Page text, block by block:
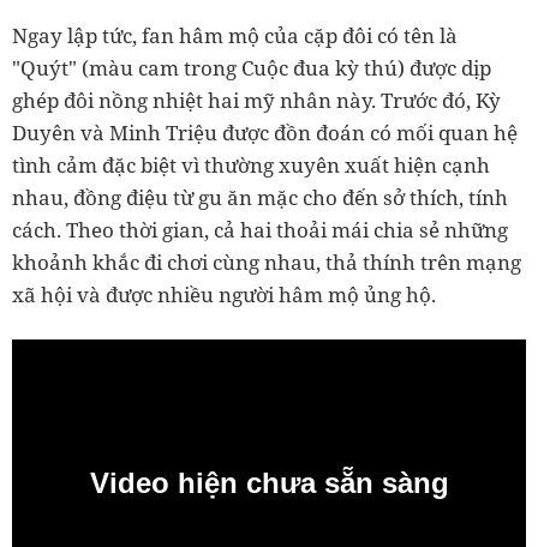
Ngay lập tức, fan hâm mộ của cặp đôi có tên là
"Quýt" (màu cam trong Cuộc đua kỳ thú) được dịp
ghép đôi nồng nhiệt hai mỹ nhân này. Trước đó, Kỳ
Duyên và Minh Triệu được đồn đoán có mối quan hệ
tình cảm đặc biệt vì thường xuyên xuất hiện cạnh
nhau, đồng điệu từ gu ăn mặc cho đến sở thích, tính
cách. Theo thời gian, cả hai thoải mái chia sẻ những
khoảnh khắc đi chơi cùng nhau, thả thính trên mạng
xã hội và được nhiều người hâm mộ ủng hộ.
Video hiện chưa sẵn sàng